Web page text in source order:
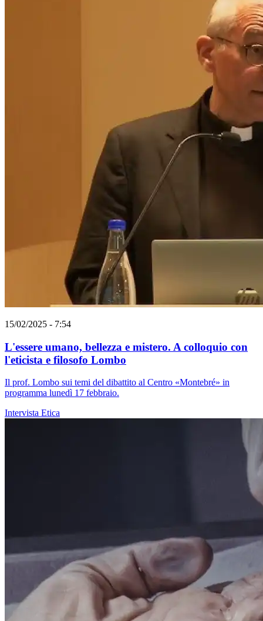
15/02/2025 - 7:54
L'essere umano, bellezza e mistero. A colloquio con
l'eticista e filosofo Lombo
Il prof. Lombo sui temi del dibattito al Centro «Montebré» in
programma lunedì 17 febbraio.
Intervista Etica